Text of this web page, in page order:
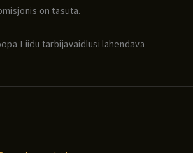
on tasuta.
Liidu tarbijavaidlusi lahendava